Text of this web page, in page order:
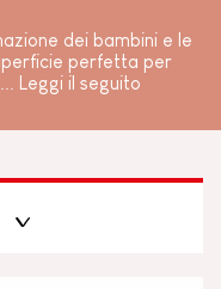
dei bambini e le
perfetta per
Leggi il seguito